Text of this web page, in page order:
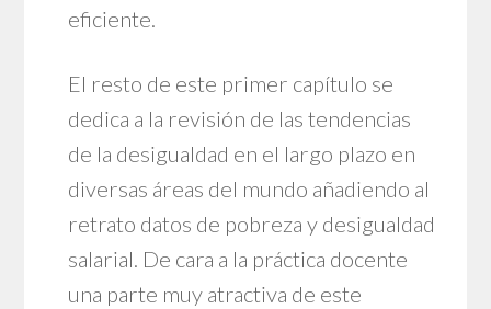
eficiente.
El resto de este primer capítulo se
dedica a la revisión de las tendencias
de la desigualdad en el largo plazo en
diversas áreas del mundo añadiendo al
retrato datos de pobreza y desigualdad
salarial. De cara a la práctica docente
una parte muy atractiva de este